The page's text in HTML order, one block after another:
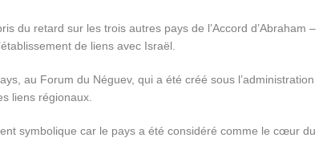
du retard sur les trois autres pays de l’Accord d’Abraham –
de liens avec Israël.
au Forum du Néguev, qui a été créé sous l’administration
liens régionaux.
symbolique car le pays a été considéré comme le cœur du